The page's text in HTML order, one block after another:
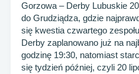
Gorzowa – Derby Lubuskie
do Grudziądza, gdzie
się kwestia czwartego
Derby zaplanowano już na
godzinę 19:30, natomiast
się tydzień później, czyli 20